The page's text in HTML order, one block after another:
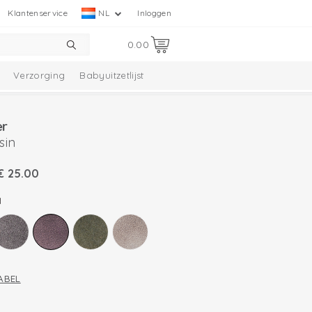
Inloggen
NL
Klantenservice
0.00
Verzorging Babyuitzetlijst
25.00